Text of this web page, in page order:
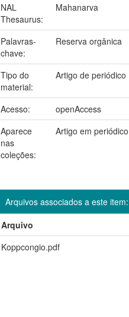
NAL
Thesaurus:
Mahanarva
Palavras-
chave:
Reserva orgânica
Tipo do
material:
Artigo de periódico
Acesso:
openAccess
Aparece
nas
coleções:
Artigo em
Arquivos associados a este item:
Arquivo
Koppcongio.pdf